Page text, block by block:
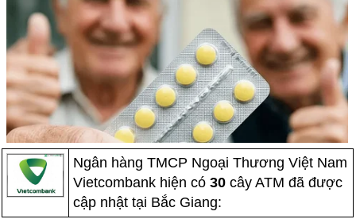
Ngân hàng TMCP Ngoại Thương Việt Nam
Vietcombank hiện có30 cây ATM đã được
cập nhật tại Bắc Giang: